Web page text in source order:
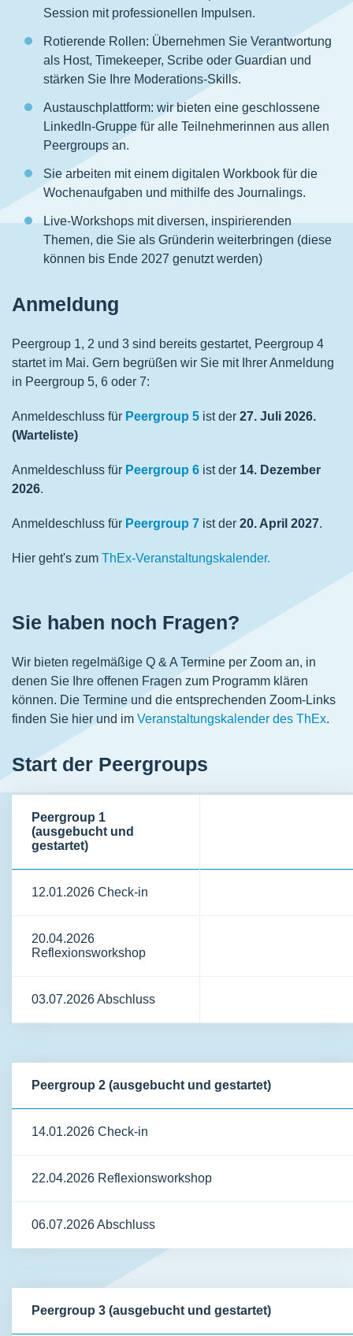
Session mit professionellen Impulsen.
Rotierende Rollen: Übernehmen Sie Verantwortung
als Host, Timekeeper, Scribe oder Guardian und
stärken Sie Ihre Moderations-Skills.
Austauschplattform: wir bieten eine geschlossene
LinkedIn-Gruppe für alle Teilnehmerinnen aus allen
Peergroups an.
Sie arbeiten mit einem digitalen Workbook für die
Wochenaufgaben und mithilfe des Journalings.
Live-Workshops mit diversen, inspirierenden
Themen, die Sie als Gründerin weiterbringen (diese
können bis Ende 2027 genutzt werden)
Anmeldung
Peergroup 1, 2 und 3 sind bereits gestartet, Peergroup 4
startet im Mai. Gern begrüßen wir Sie mit Ihrer Anmeldung
in Peergroup 5, 6 oder 7:
Anmeldeschluss für Peergroup 5 ist der 27. Juli 2026.
(Warteliste)
Anmeldeschluss für Peergroup 6 ist der 14. Dezember
2026.
Anmeldeschluss für Peergroup 7 ist der 20. April 2027.
Hier geht's zum ThEx-Veranstaltungskalender.
Sie haben noch Fragen?
Wir bieten regelmäßige Q & A Termine per Zoom an, in
denen Sie Ihre offenen Fragen zum Programm klären
können. Die Termine und die entsprechenden Zoom-Links
finden Sie hier und im Veranstaltungskalender des ThEx.
Start der Peergroups
Peergroup 1
(ausgebucht und
gestartet)
12.01.2026 Check-in
20.04.2026
Reflexionsworkshop
03.07.2026 Abschluss
Peergroup 2 (ausgebucht und gestartet)
14.01.2026 Check-in
22.04.2026 Reflexionsworkshop
06.07.2026 Abschluss
Peergroup 3 (ausgebucht und gestartet)